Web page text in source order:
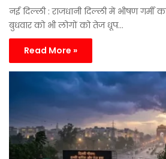
नई दिल्ली : राजधानी दिल्ली में भीषण गर्मी
बुधवार को भी लोगों को तेज धूप…
Read More »